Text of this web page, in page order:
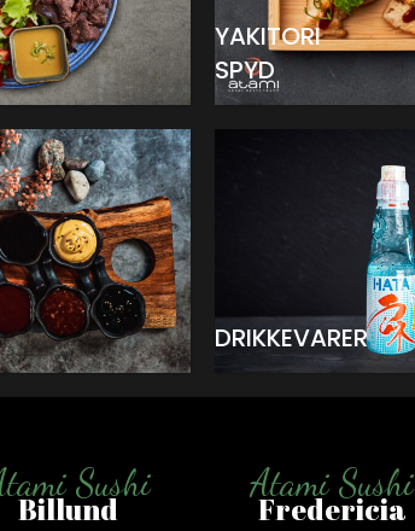
YAKITORI
SPYD
DRIKKEVARER
Sushi
Billund
Atami Sushi
Fredericia